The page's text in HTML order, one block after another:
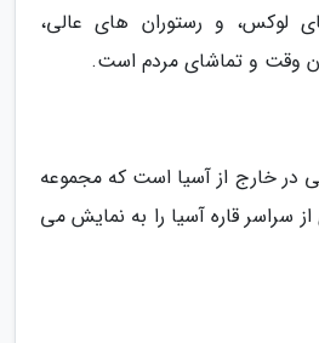
لوکس، و رستوران های عالی،
وقت و تماشای مردم است.
در خارج از آسیا است که مجموعه
سراسر قاره آسیا را به نمایش می